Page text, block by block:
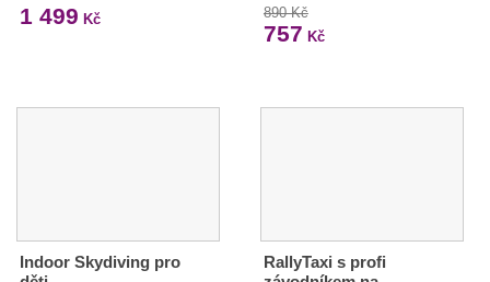
1 499 Kč 890 Kč
757 Kč
Indoor Skydiving pro
RallyTaxi s profi